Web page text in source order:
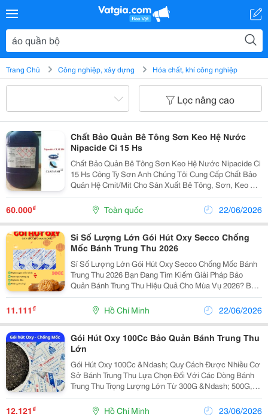
Trang Chủ Công nghiệp, xây dựng Hóa chất, khí công nghiệp
Lọc nâng cao
Chất Bảo Quản Bê Tông Sơn Keo Hệ Nước
Nipacide Ci 15 Hs
Chất Bảo Quản Bê Tông Sơn Keo Hệ Nước Nipacide Ci
15 Hs Công Ty Sơn Anh Chúng Tôi Cung Cấp Chất Bảo
Quản Hệ Cmit/Mit Cho Sản Xuất Bê Tông, Sơn, Keo Hệ
Nước Nipacide Ci 15 Hs . Về Bản Chất Thì Nipacide Ci
15 Hs Là Một Hỗn Hợp Dung Dịch Của...
60.000₫ Toàn quốc 22/06/2026
Sỉ Số Lượng Lớn Gói Hút Oxy Secco Chống
Mốc Bánh Trung Thu 2026
Sỉ Số Lượng Lớn Gói Hút Oxy Secco Chống Mốc Bánh
Trung Thu 2026 Bạn Đang Tìm Kiếm Giải Pháp Bảo
Quản Bánh Trung Thu Hiệu Quả Cho Mùa Vụ 2026? Bạn
Cần Tìm Nguồn Cung Cấp Gói Hút Oxy Giá Sỉ Số Lượng
Lớn, Chất Lượng Ổn Định Và Đầy Đủ Giấy Tờ Kiểm
11.111₫ Hồ Chí Minh 22/06/2026
Gói Hút Oxy 100Cc Bảo Quản Bánh Trung Thu
Lớn
Gói Hút Oxy 100Cc &Ndash; Quy Cách Được Nhiều Cơ
Sở Bánh Trung Thu Lựa Chọn Đối Với Các Dòng Bánh
Trung Thu Trọng Lượng Lớn Từ 300G &Ndash; 500G,
Việc Lựa Chọn Đúng Quy Cách Gói Hút Oxy Đóng Vai
Trò Quan Trọng Trong Quá Trình Bảo Quản Sản Phẩm. ...
12.121₫ Hồ Chí Minh 23/06/2026